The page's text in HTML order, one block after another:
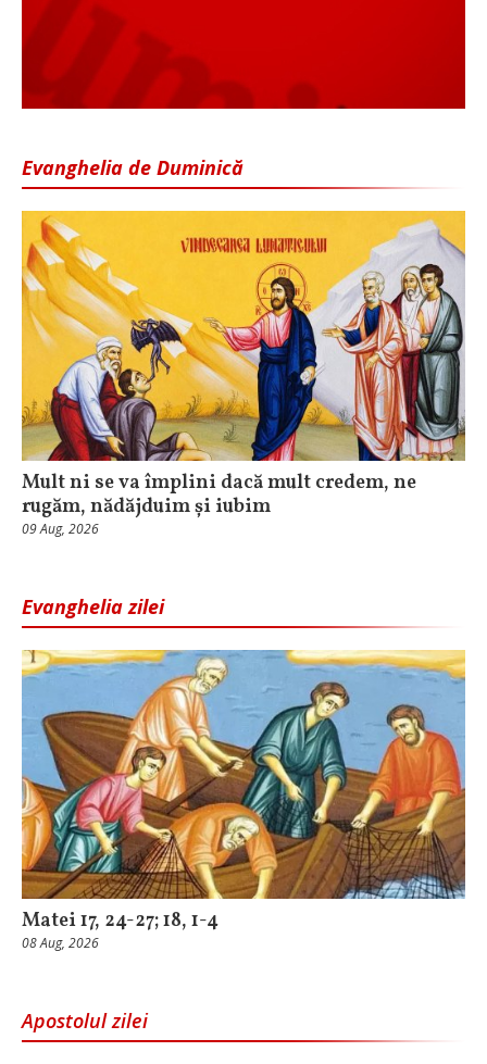
Evanghelia de Duminică
Mult ni se va împlini dacă mult credem, ne
rugăm, nădăjduim și iubim
09 Aug, 2026
Evanghelia zilei
Matei 17, 24-27; 18, 1-4
08 Aug, 2026
Apostolul zilei